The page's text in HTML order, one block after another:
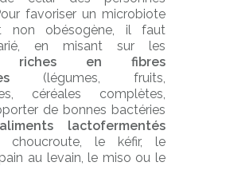
favoriser un microbiote
non obésogène, il faut
en misant sur les
riches en fibres
(légumes, fruits,
céréales complètes,
de bonnes bactéries
aliments lactofermentés
choucroute, le kéfir, le
au levain, le miso ou le